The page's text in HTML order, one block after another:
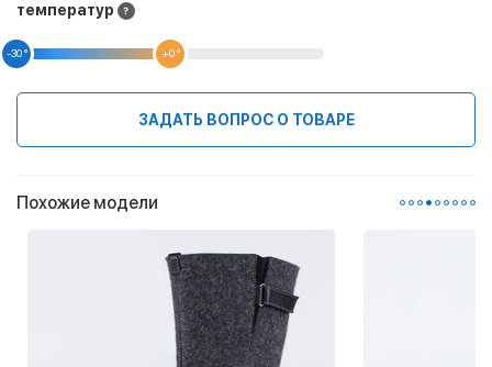
температур
-30 ° +0 °
ЗАДАТЬ ВОПРОС О ТОВАРЕ
Похожие модели